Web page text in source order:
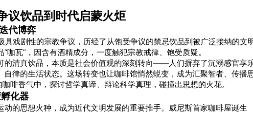
议饮品到时代启蒙火炬
代博弈
具戏剧性的宗教争议，历经了从饱受争议的禁忌饮品到被广泛接纳的文
咖瓦”，因含有酒精成分，一度触犯宗教戒律、饱受质疑。
的清真饮品，本质是社会价值观的深刻转向——人们摒弃了沉溺感官享
律的生活状态。这场转变也让咖啡馆悄然蜕变，成为汇聚智者、传播
啡香气中，探讨哲学真谛、辩论科学真理，碰撞出思想的火花。
化器
的思想火种，成为近代文明发展的重要推手。威尼斯首家咖啡屋诞生